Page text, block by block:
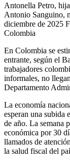
Antonella Petro,
Antonio Sanguino,
diciembre de 2025
Colombia
En Colombia se
entrante, según el
trabajadores
informales, no
Departamento
La economía
esperan una subida
de año. La semana
económica por 30
llamados de
la salud fiscal del